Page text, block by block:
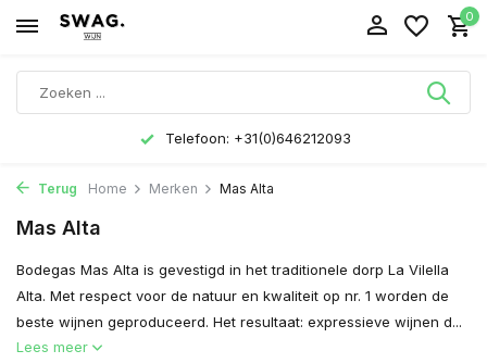
0
Telefoon: +31(0)646212093
Terug Home Merken Mas Alta
Mas Alta
Bodegas Mas Alta is gevestigd in het traditionele dorp La Vilella
Alta. Met respect voor de natuur en kwaliteit op nr. 1 worden de
beste wijnen geproduceerd. Het resultaat: expressieve wijnen d...
Lees meer